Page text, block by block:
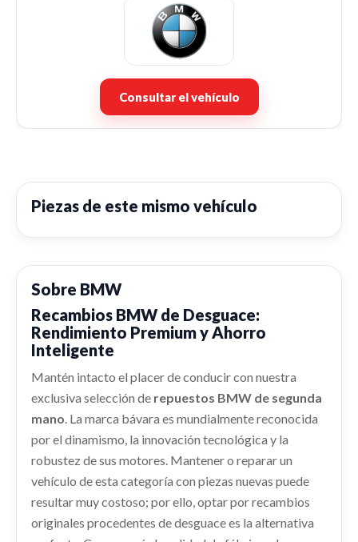
Consultar el vehículo
Piezas de este mismo vehículo
Sobre BMW
Recambios BMW de Desguace:
Rendimiento Premium y Ahorro
Inteligente
Mantén intacto el placer de conducir con nuestra
exclusiva selección de repuestos BMW de segunda
mano. La marca bávara es mundialmente reconocida
por el dinamismo, la innovación tecnológica y la
robustez de sus motores. Mantener o reparar un
vehículo de esta categoría con piezas nuevas puede
resultar muy costoso; por ello, optar por recambios
originales procedentes de desguace es la alternativa